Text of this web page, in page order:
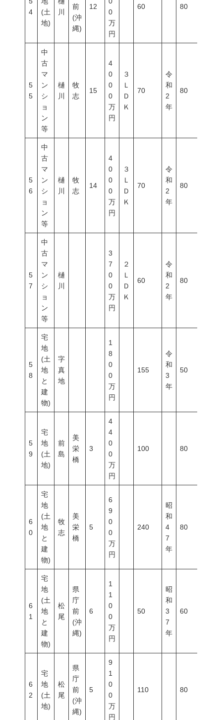
4
(土
地)
川
前
(沖
縄)
12
0
万
円
60 80
5
5
中
古
マ
ン
シ
ョ
ン
等
樋
川
牧
志
15
4
0
0
0
万
円
３
Ｌ
Ｄ
Ｋ
70
令
和
2
年
80
5
6
中
古
マ
ン
シ
ョ
ン
等
樋
川
牧
志
14
4
0
0
0
万
円
３
Ｌ
Ｄ
Ｋ
70
令
和
2
年
80
5
7
中
古
マ
ン
シ
ョ
ン
等
樋
川
3
7
0
0
万
円
２
Ｌ
Ｄ
Ｋ
60
令
和
2
年
80
5
8
宅
地
(土
地
と
建
物)
字
真
地
1
8
0
0
万
円
155
令
和
3
年
50
5
9
宅
地
(土
地)
前
島
美
栄
橋
3
4
4
0
0
万
円
100 80
6
0
宅
地
(土
地
と
建
物)
牧
志
美
栄
橋
5
6
9
0
0
万
円
240
昭
和
4
7
年
80
6
1
宅
地
(土
地
と
建
物)
松
尾
県
庁
前
(沖
縄)
6
1
1
0
0
万
円
50
昭
和
3
7
年
60
6
2
宅
地
(土
地)
松
尾
県
庁
前
(沖
縄)
5
9
1
0
0
万
円
110 80